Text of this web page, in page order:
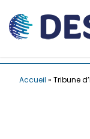
Accueil » Tribune